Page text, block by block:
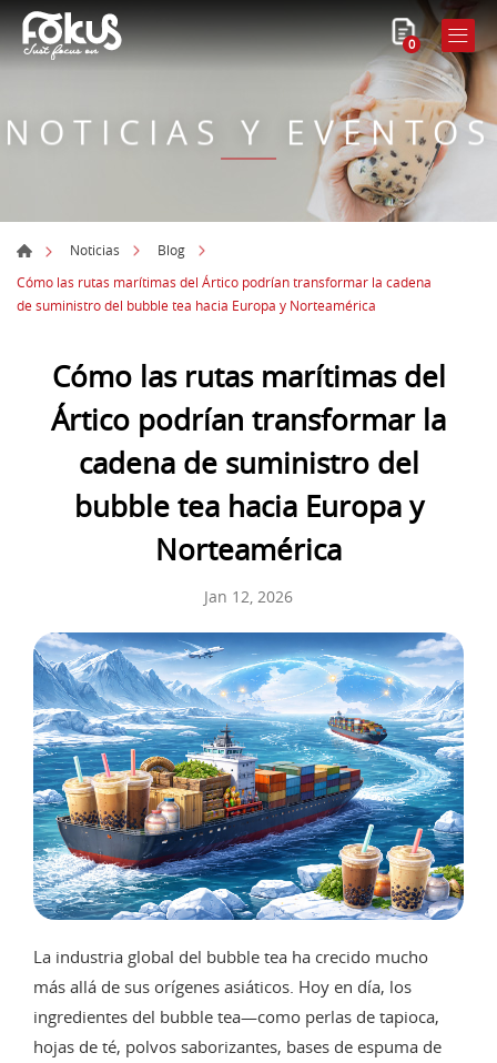
0
NOTICIAS Y EVENTOS
Noticias
Blog
Cómo las rutas marítimas del Ártico podrían transformar la cadena
de suministro del bubble tea hacia Europa y Norteamérica
Cómo las rutas marítimas del
Ártico podrían transformar la
cadena de suministro del
bubble tea hacia Europa y
Norteamérica
Jan 12, 2026
La industria global del bubble tea ha crecido mucho
más allá de sus orígenes asiáticos. Hoy en día, los
ingredientes del bubble tea—como perlas de tapioca,
hojas de té, polvos saborizantes, bases de espuma de